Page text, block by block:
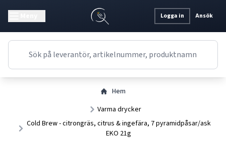
Logga in Ansök
Hem
Varma drycker
Cold Brew - citrongräs, citrus & ingefära, 7 pyramidpåsar/ask
EKO 21g